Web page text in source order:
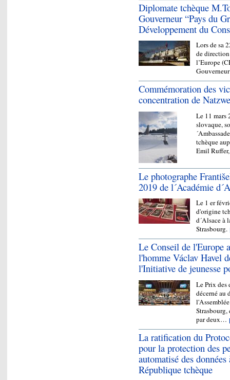
Diplomate tchèque
Gouverneur “Pays du
Développement du
Lors de sa
de
l’Europe
Commémoration des
concentration de
Le 11 mars
slovaque,
tchèque
Emil
Le photographe
2019 de l´Académie
Le 1 er
d'origine
d´Alsace à
Strasbourg.
Le Conseil de l'Europe
l'homme Václav Havel
l'Initiative de jeunesse
Le Prix des
décerné au
Strasbourg,
par deux…
La ratification du
pour la protection des
automatisé des
République tchèque